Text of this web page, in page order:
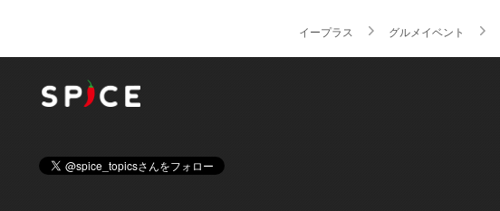
イープラス グルメイベント